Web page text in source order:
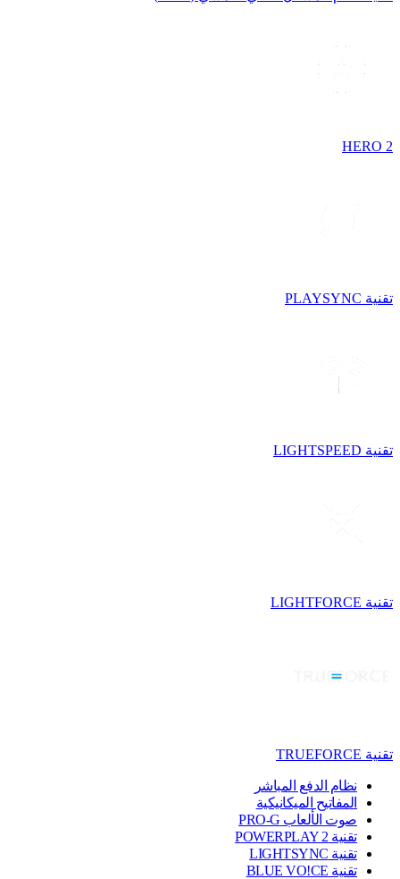
HERO 2
تقنية PLAYSYNC
تقنية LIGHTSPEED
تقنية LIGHTFORCE
تقنية TRUEFORCE
نظام الدفع المباشر
المفاتيح الميكانيكية
صوت الألعاب PRO-G
تقنية ‏POWERPLAY 2
تقنية LIGHTSYNC
تقنية BLUE VO!CE